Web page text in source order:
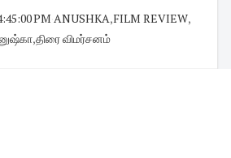
PM ANUSHKA,FILM REVIEW,
,திரை விமர்சனம்